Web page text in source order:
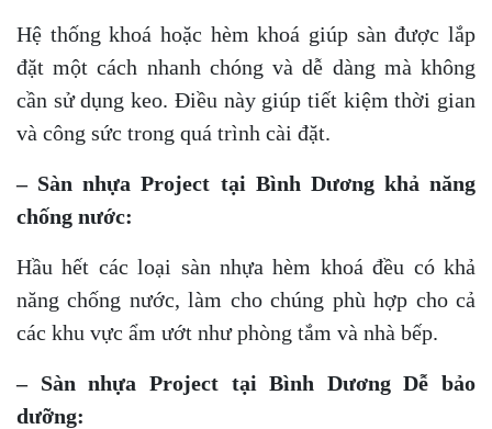
Hệ thống khoá hoặc hèm khoá giúp sàn được lắp
đặt một cách nhanh chóng và dễ dàng mà không
cần sử dụng keo. Điều này giúp tiết kiệm thời gian
và công sức trong quá trình cài đặt.
– Sàn nhựa Project tại Bình Dương khả năng
chống nước:
Hầu hết các loại sàn nhựa hèm khoá đều có khả
năng chống nước, làm cho chúng phù hợp cho cả
các khu vực ẩm ướt như phòng tắm và nhà bếp.
– Sàn nhựa Project tại Bình Dương Dễ bảo
dưỡng: